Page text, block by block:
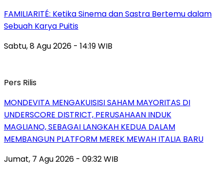
FAMILIARITÉ: Ketika Sinema dan Sastra Bertemu dalam
Sebuah Karya Puitis
Sabtu, 8 Agu 2026 - 14:19 WIB
Pers Rilis
MONDEVITA MENGAKUISISI SAHAM MAYORITAS DI
UNDERSCORE DISTRICT, PERUSAHAAN INDUK
MAGLIANO, SEBAGAI LANGKAH KEDUA DALAM
MEMBANGUN PLATFORM MEREK MEWAH ITALIA BARU
Jumat, 7 Agu 2026 - 09:32 WIB